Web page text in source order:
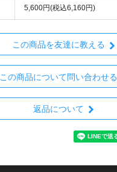
5,600円(税込6,160円)
この商品を友達に教える
この商品について問い合わせる
返品について